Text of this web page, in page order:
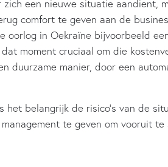
een nieuwe situatie aandient,
comfort te geven aan de
oorlog in Oekraïne bijvoorbeeld
moment cruciaal om die
duurzame manier, door een
het belangrijk de risico’s van de
te geven om vooruit te